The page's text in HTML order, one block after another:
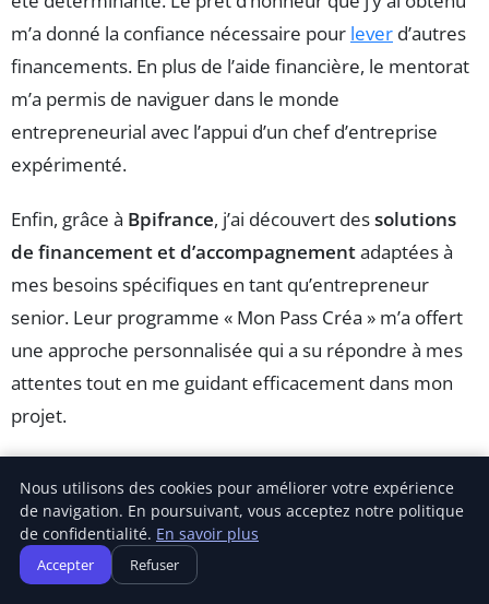
m’a donné la confiance nécessaire pour lever d’autres
financements. En plus de l’aide financière, le mentorat
m’a permis de naviguer dans le monde
entrepreneurial avec l’appui d’un chef d’entreprise
expérimenté.
Enfin, grâce à Bpifrance, j’ai découvert dessolutions
de financement et d’accompagnementadaptées à
mes besoins spécifiques en tant qu’entrepreneur
senior. Leur programme « Mon Pass Créa » m’a offert
une approche personnalisée qui a su répondre à mes
attentes tout en me guidant efficacement dans mon
projet.
Partager :
Nous utilisons des cookies pour améliorer votre expérience
de navigation. En poursuivant, vous acceptez notre politique
de confidentialité. En savoir plus
Accepter Refuser